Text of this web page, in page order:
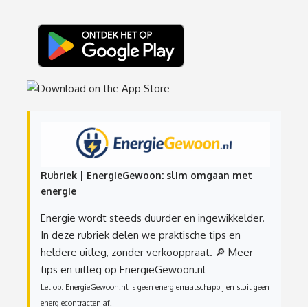
Rubriek | EnergieGewoon: slim omgaan met
energie
Energie wordt steeds duurder en ingewikkelder.
In deze rubriek delen we praktische tips en
heldere uitleg, zonder verkooppraat. 🔎 Meer
tips en uitleg op EnergieGewoon.nl
Let op: EnergieGewoon.nl is geen energiemaatschappij en sluit geen
energiecontracten af.